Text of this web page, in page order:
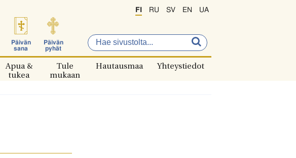
Päivän
sana
Päivän
pyhät
FI RU SV EN UA
Apua &
tukea
Tule
mukaan
Hautausmaa Yhteystiedot